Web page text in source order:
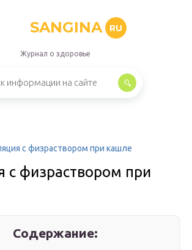
SANGINA RU
Журнал о здоровье
с физраствором при кашле
с физраствором при
Содержание: